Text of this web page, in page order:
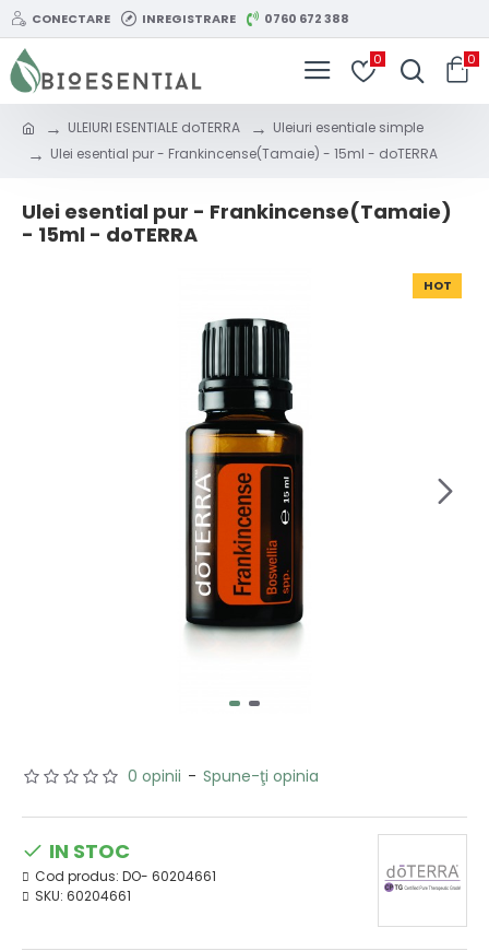
CONECTARE INREGISTRARE 0760 672 388
0 0
ULEIURI ESENTIALE doTERRA
Uleiuri esentiale simple
Ulei esential pur - Frankincense(Tamaie) - 15ml - doTERRA
Ulei esential pur - Frankincense(Tamaie)
- 15ml - doTERRA
HOT
0 opinii - Spune-ţi opinia
IN STOC
Cod produs: DO- 60204661
SKU: 60204661